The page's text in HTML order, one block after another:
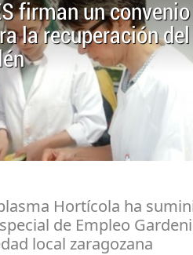
firman un
la recuperación
Hortícola ha
de Empleo
local zaragozana